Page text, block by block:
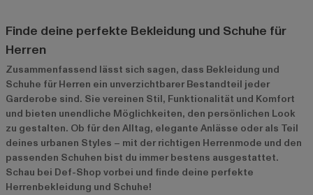
Finde deine perfekte Bekleidung und Schuhe für
Herren
Zusammenfassend lässt sich sagen, dass Bekleidung und
Schuhe für Herren ein unverzichtbarer Bestandteil jeder
Garderobe sind. Sie vereinen Stil, Funktionalität und Komfort
und bieten unendliche Möglichkeiten, den persönlichen Look
zu gestalten. Ob für den Alltag, elegante Anlässe oder als Teil
deines urbanen Styles – mit der richtigen Herrenmode und den
passenden Schuhen bist du immer bestens ausgestattet.
Schau bei Def-Shop vorbei und finde deine perfekte
Herrenbekleidung und Schuhe!